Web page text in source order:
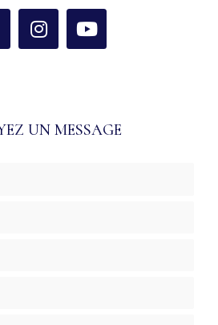
UN MESSAGE